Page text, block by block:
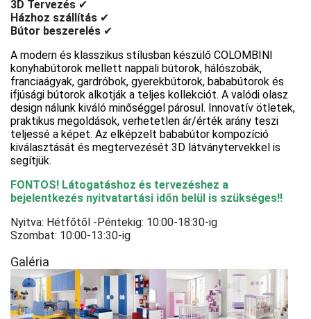
3D Tervezés ✔
Házhoz szállítás ✔
Bútor beszerelés ✔
A modern és klasszikus stílusban készülő COLOMBINI
konyhabútorok mellett nappali bútorok, hálószobák,
franciaágyak, gardróbok, gyerekbútorok, bababútorok és
ifjúsági bútorok alkotják a teljes kollekciót. A valódi olasz
design nálunk kiváló minőséggel párosul. Innovatív ötletek,
praktikus megoldások, verhetetlen ár/érték arány teszi
teljessé a képet. Az elképzelt bababútor kompozíció
kiválasztását és megtervezését 3D látványtervekkel is
segítjük.
FONTOS! Látogatáshoz és tervezéshez a
bejelentkezés nyitvatartási időn belül is szükséges!!
Nyitva: Hétfőtől -Péntekig: 10:00-18:30-ig
Szombat: 10:00-13:30-ig
Galéria